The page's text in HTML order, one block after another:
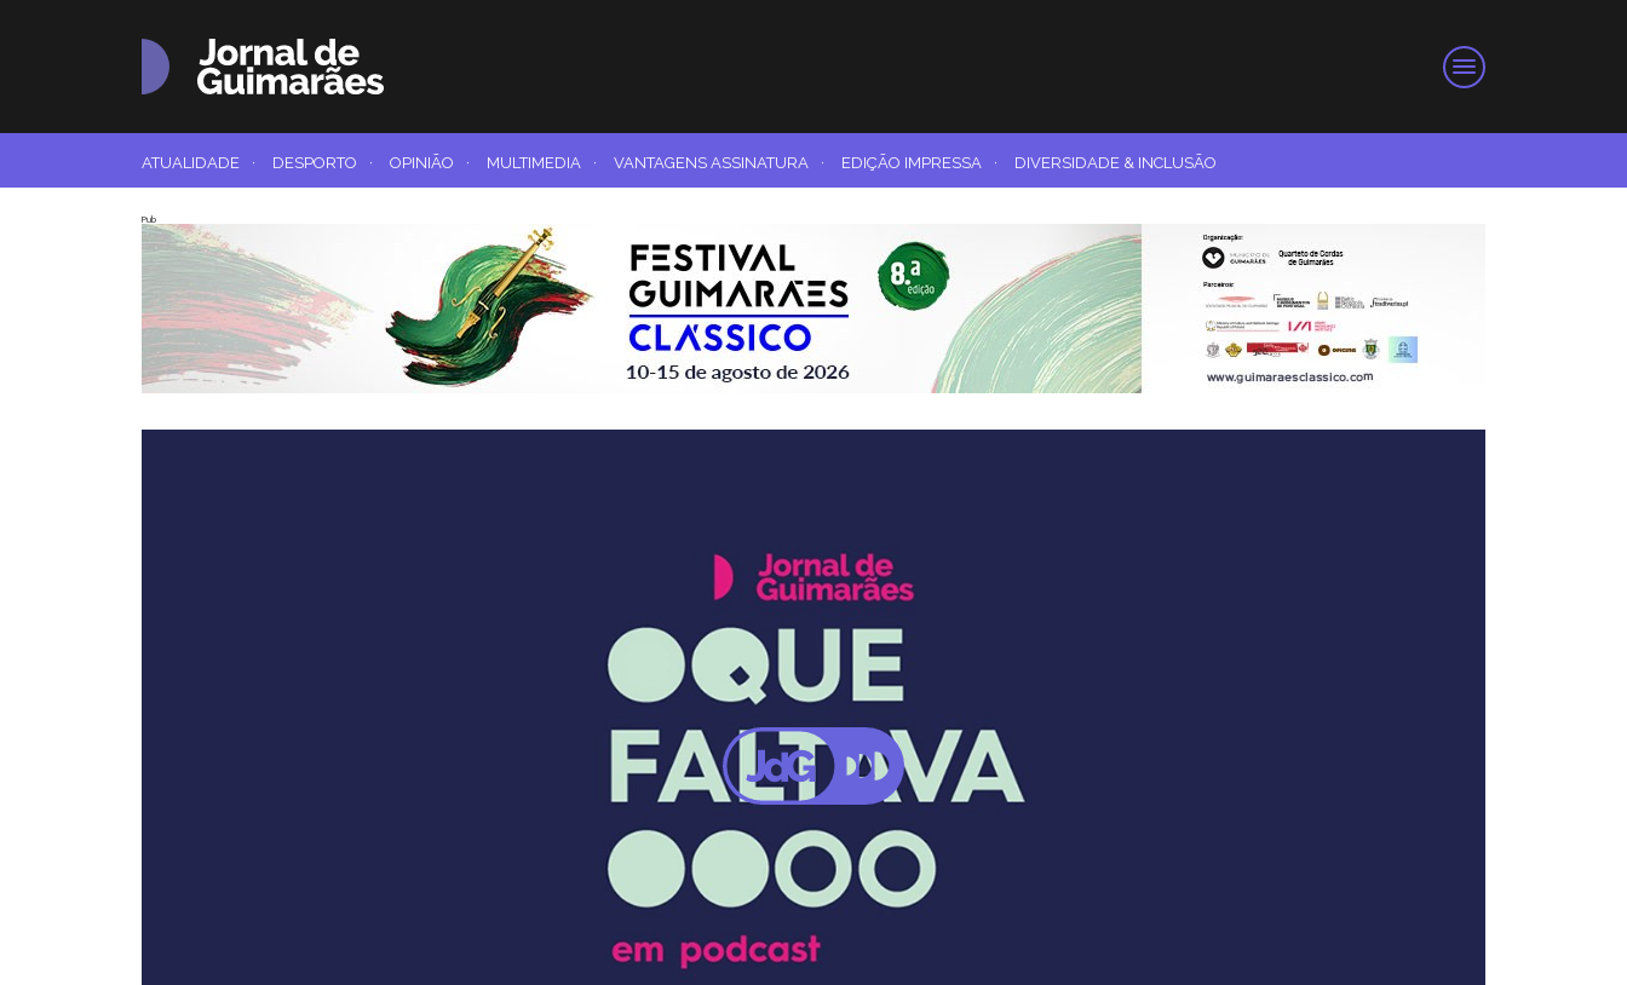
ATUALIDADE · DESPORTO · OPINIÃO · MULTIMEDIA · VANTAGENS ASSINATURA · EDIÇÃO IMPRESSA · DIVERSIDADE & INCLUSÃO
Pub